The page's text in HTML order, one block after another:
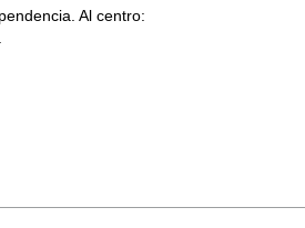
Al centro: